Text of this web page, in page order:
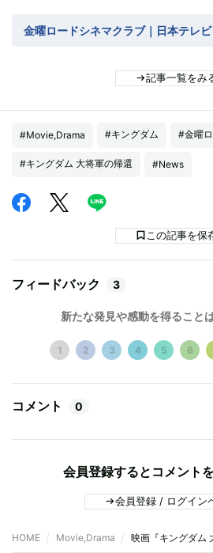
金曜ロードシネマクラブ｜日本テレビ
記事一覧をみ
#Movie,Drama #キングダム #金曜
#キングダム 大将軍の帰還 #News
この記事を保
フィードバック 3
新たな発見や感動を得ること
1 2 3 4 5 6
コメント 0
会員登録するとコメント
会員登録 / ログイン
HOME Movie,Drama 映画『キングダム